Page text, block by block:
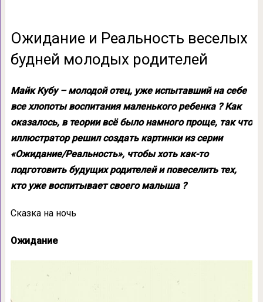
Ожидание и Реальность веселых
будней молодых родителей
Майк Кубу – молодой отец, уже испытавший на себе
все хлопоты воспитания маленького ребенка ? Как
оказалось, в теории всё было намного проще, так что
иллюстратор решил создать картинки из серии
«Ожидание/Реальность», чтобы хоть как-то
подготовить будущих родителей и повеселить тех,
кто уже воспитывает своего малыша ?
Сказка на ночь
Ожидание